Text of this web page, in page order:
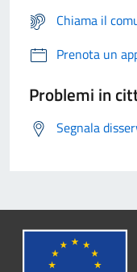
Chiama il
Prenota un
Problemi in
Segnala